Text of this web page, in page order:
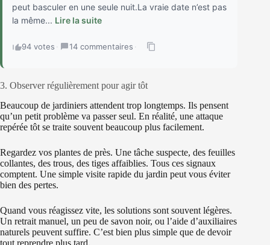
peut basculer en une seule nuit.La vraie date n’est pas
la même... Lire la suite
94 votes · 14 commentaires ·
3. Observer régulièrement pour agir tôt
Beaucoup de jardiniers attendent trop longtemps. Ils pensent
qu’un petit problème va passer seul. En réalité, une attaque
repérée tôt se traite souvent beaucoup plus facilement.
Regardez vos plantes de près. Une tâche suspecte, des feuilles
collantes, des trous, des tiges affaiblies. Tous ces signaux
comptent. Une simple visite rapide du jardin peut vous éviter
bien des pertes.
Quand vous réagissez vite, les solutions sont souvent légères.
Un retrait manuel, un peu de savon noir, ou l’aide d’auxiliaires
naturels peuvent suffire. C’est bien plus simple que de devoir